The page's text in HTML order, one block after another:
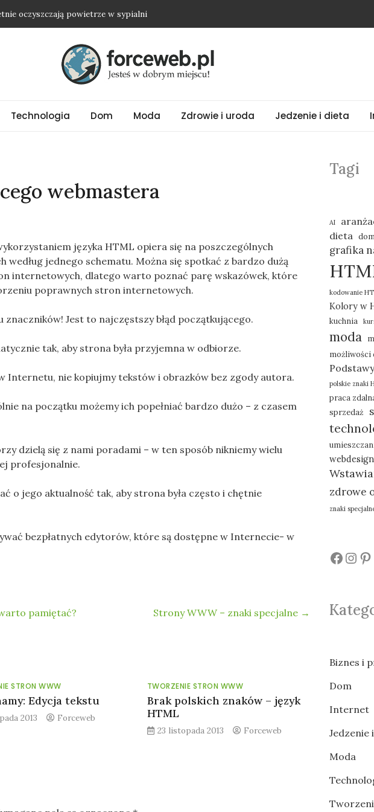
oczyszczają powietrze w sypialni
nawet najprostszy strój
oversize?
biżuterię ze stali chirurgicznej?
Technologia Dom Moda Zdrowie i uroda Jedzenie i dieta
webmastera
języka HTML opiera się na poszczególnych
według jednego schematu. Można się spotkać z bardzo dużą
internetowych, dlatego warto poznać parę wskazówek, które
poprawnych stron internetowych.
znaczników! Jest to najczęstszy błąd początkującego.
tak, aby strona była przyjemna w odbiorze.
Internetu, nie kopiujmy tekstów i obrazków bez zgody autora.
na początku możemy ich popełniać bardzo dużo – z czasem
dzielą się z nami poradami – w ten sposób nikniemy wielu
profesjonalnie.
o jego aktualność tak, aby strona była często i chętnie
bezpłatnych edytorów, które są dostępne w Internecie- w
pamiętać? Strony WWW – znaki specjalne →
STRON WWW
Edycja tekstu
2013 Forceweb
TWORZENIE STRON WWW
Brak polskich znaków – język
HTML
23 listopada 2013 Forceweb
Tagi
AI
dieta dom
grafika
kodowanie
Kolory w
kuchnia
moda
możliwości
polskie znaki
praca
sprzedaż
webdesign
zdrowe
znaki
# # #
Biznes i
Dom
Internet
Jedzenie
Moda